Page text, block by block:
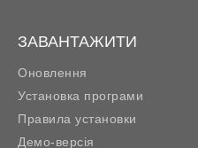
ЗАВАНТАЖИТИ
Оновлення
Установка програми
Правила установки
Демо-версія